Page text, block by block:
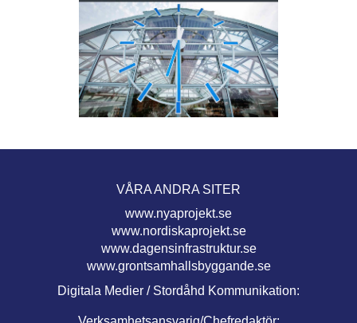
VÅRA ANDRA SITER
www.nyaprojekt.se
www.nordiskaprojekt.se
www.dagensinfrastruktur.se
www.grontsamhallsbyggande.se
Digitala Medier / Stordåhd Kommunikation: